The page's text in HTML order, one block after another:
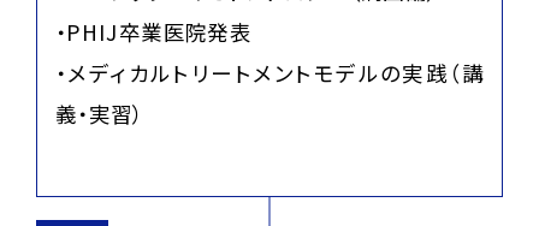
・PHIJ卒業医院発表
・メディカルトリートメントモデルの実践（講
義・実習）